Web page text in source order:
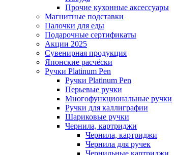
Прочие кухонные аксессуары
Магнитные подставки
Палочки для еды
Подарочные сертификаты
Акции 2025
Сувенирная продукция
Японские расчёски
Ручки Platinum Pen
Ручки Platinum Pen
Перьевые ручки
Многофункциональные ручки
Ручки для каллиграфии
Шариковые ручки
Чернила, картриджи
Чернила, картриджи
Чернила для ручек
Чернильные картриджи